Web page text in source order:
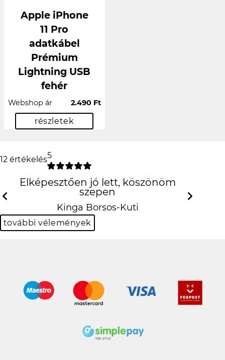
Apple iPhone
11 Pro
adatkábel
Prémium
Lightning USB
fehér
Webshop ár 2.490 Ft
részletek
12 értékelés5
Elképesztően jó lett, köszönöm szepen
Kinga Borsos-Kuti
Previous
további vélemények